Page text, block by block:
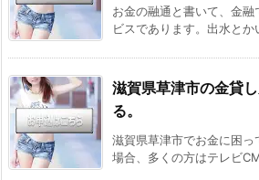
お金の融通と書いて、金
ビスであります。出水と
滋賀県草津市の金貸
る。
滋賀県草津市でお金に困
場合、多くの方はテレビ